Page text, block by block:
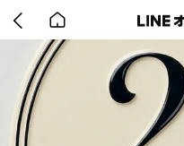
back
to